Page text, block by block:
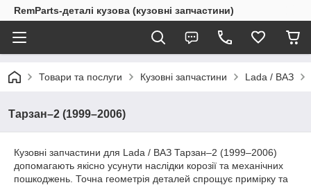
RemParts-деталі кузова (кузовні запчастини)
Товари та послуги Кузовні запчастини Lada / ВАЗ
Тарзан–2 (1999–2006)
Кузовні запчастини для Lada / ВАЗ Тарзан–2 (1999–2006)
допомагають якісно усунути наслідки корозії та механічних
пошкоджень. Точна геометрія деталей спрощує примірку та